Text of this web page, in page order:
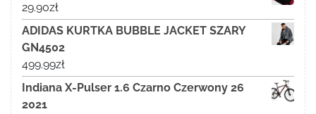
29.90zł
ADIDAS KURTKA BUBBLE JACKET SZARY
GN4502
499.99zł
Indiana X-Pulser 1.6 Czarno Czerwony 26
2021